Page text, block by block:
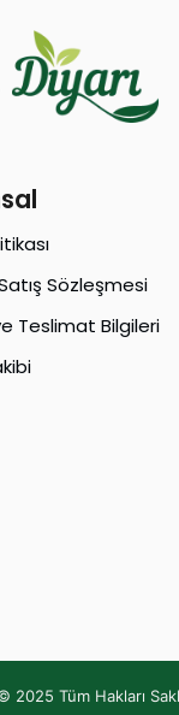
Sözleşmesi
Teslimat Bilgileri
2025 Tüm Hakları